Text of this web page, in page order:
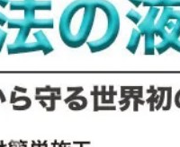
ゲーム・サービス開発
書籍・雑誌出版
チャレンジ